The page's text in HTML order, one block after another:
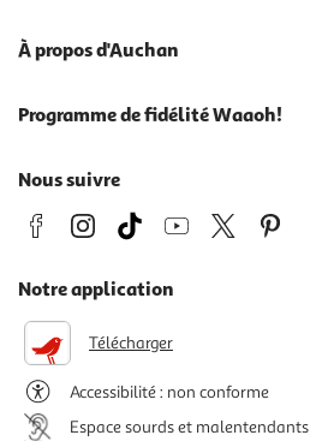
À propos d'Auchan
Programme de fidélité Waaoh!
Nous suivre
Notre application
Télécharger
Accessibilité : non conforme
Espace sourds et malentendants